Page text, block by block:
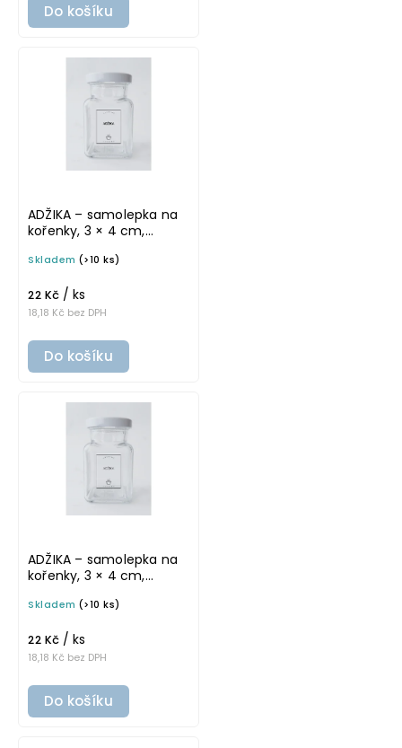
Do košíku
ADŽIKA – samolepka na
kořenky, 3 × 4 cm,
Skladem (>10 ks)
18,18 Kč bez DPH
22 Kč / ks
Do košíku
ADŽIKA – samolepka na
kořenky, 3 × 4 cm,
písmo
Skladem (>10 ks)
18,18 Kč bez DPH
22 Kč / ks
Do košíku